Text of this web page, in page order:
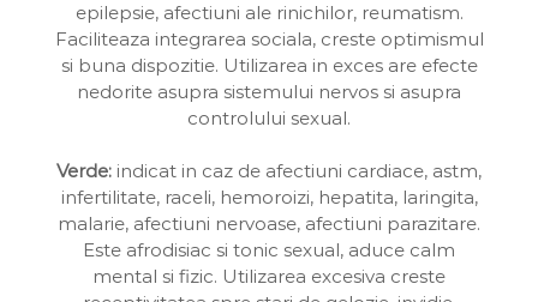
epilepsie, afectiuni ale rinichilor, reumatism.
Faciliteaza integrarea sociala, creste optimismul
si buna dispozitie. Utilizarea in exces are efecte
nedorite asupra sistemului nervos si asupra
controlului sexual.
Verde: indicat in caz de afectiuni cardiace, astm,
infertilitate, raceli, hemoroizi, hepatita, laringita,
malarie, afectiuni nervoase, afectiuni parazitare.
Este afrodisiac si tonic sexual, aduce calm
mental si fizic. Utilizarea excesiva creste